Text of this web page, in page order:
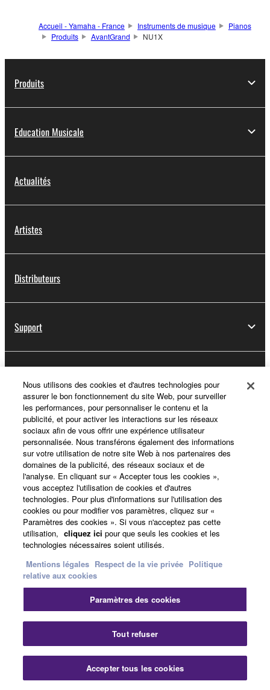
Accueil - Yamaha - France Instruments de musique
Pianos
Produits
AvantGrand NU1X
Produits
Education Musicale
Actualités
Artistes
Distributeurs
Support
A propos de Yamaha
France - French
Professionnel
Nous contacterConditions d'utilisation
Respect de la vie privéePolitique relative aux cookies
Mentions légales
© Yamaha Corporation.
Nous utilisons des cookies et d'autres technologies pour
assurer le bon fonctionnement du site Web, pour surveiller
les performances, pour personnaliser le contenu et la
publicité, et pour activer les interactions sur les réseaux
sociaux afin de vous offrir une expérience utilisateur
personnalisée. Nous transférons également des informations
sur votre utilisation de notre site Web à nos partenaires des
domaines de la publicité, des réseaux sociaux et de
l'analyse. En cliquant sur « Accepter tous les cookies »,
vous acceptez l'utilisation de cookies et d'autres
technologies. Pour plus d'informations sur l'utilisation des
cookies ou pour modifier vos paramètres, cliquez sur «
Paramètres des cookies ». Si vous n'acceptez pas cette
utilisation, cliquez ici pour que seuls les cookies et les
technologies nécessaires soient utilisés.
Mentions légales Respect de la vie privée Politique
relative aux cookies
Paramètres des cookies
Tout refuser
Accepter tous les cookies